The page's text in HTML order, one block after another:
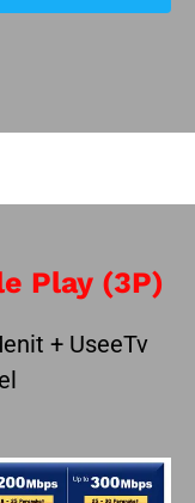
Play (3P)
+ UseeTv